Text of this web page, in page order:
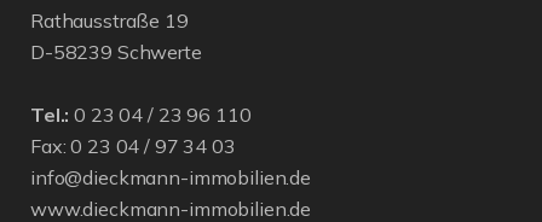
Rathausstraße 19
D-58239 Schwerte
Tel.: 0 23 04 / 23 96 110
Fax: 0 23 04 / 97 34 03
info@dieckmann-immobilien.de
www.dieckmann-immobilien.de